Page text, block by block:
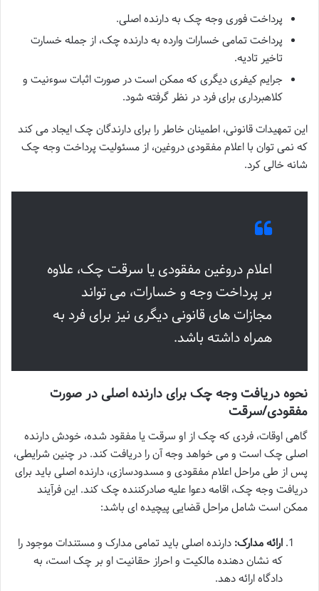
پرداخت فوری وجه چک به دارنده اصلی.
پرداخت تمامی خسارات وارده به دارنده چک، از جمله خسارت
تاخیر تادیه.
جرایم کیفری دیگری که ممکن است در صورت اثبات سوءنیت و
کلاهبرداری برای فرد در نظر گرفته شود.
این تمهیدات قانونی، اطمینان خاطر را برای دارندگان چک ایجاد می کند
که نمی توان با اعلام مفقودی دروغین، از مسئولیت پرداخت وجه چک
شانه خالی کرد.
اعلام دروغین مفقودی یا سرقت چک، علاوه
بر پرداخت وجه و خسارات، می تواند
مجازات های قانونی دیگری نیز برای فرد به
همراه داشته باشد.
نحوه دریافت وجه چک برای دارنده اصلی در صورت
مفقودی/سرقت
گاهی اوقات، فردی که چک از او سرقت یا مفقود شده، خودش دارنده
اصلی چک است و می خواهد وجه آن را دریافت کند. در چنین شرایطی،
پس از طی مراحل اعلام مفقودی و مسدودسازی، دارنده اصلی باید برای
دریافت وجه چک، اقامه دعوا علیه صادرکننده چک کند. این فرآیند
ممکن است شامل مراحل قضایی پیچیده ای باشد:
ارائه مدارک: دارنده اصلی باید تمامی مدارک و مستندات موجود را
که نشان دهنده مالکیت و احراز حقانیت او بر چک است، به
دادگاه ارائه دهد.